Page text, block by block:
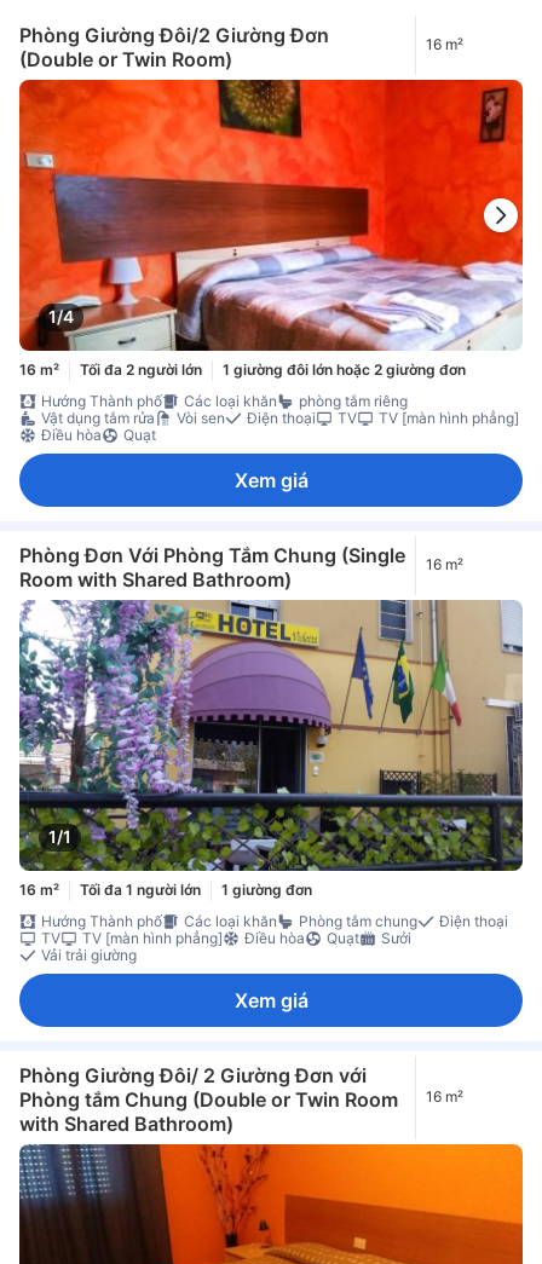
Phòng Giường Đôi/2 Giường Đơn
(Double or Twin Room)
16 m²
1/4
16 m² Tối đa 2 người lớn
1 giường đôi lớn hoặc 2 giường đơn
Hướng Thành phố
Các loại khăn
phòng tắm riêng
Vật dụng tắm rửa
Vòi sen Điện thoại TV
TV [màn hình phẳng]
Điều hòa
Quạt
Xem giá
Phòng Đơn Với Phòng Tắm Chung (Single
Room with Shared Bathroom)
16 m²
1/1
16 m² Tối đa 1 người lớn
1 giường đơn
Hướng Thành phố
Các loại khăn Phòng tắm chung
Điện thoại
TV
TV [màn hình phẳng] Điều hòa Quạt
Sưởi
Vải trải giường
Xem giá
Phòng Giường Đôi/ 2 Giường Đơn với
Phòng tắm Chung (Double or Twin Room
with Shared Bathroom)
16 m²